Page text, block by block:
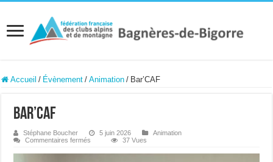
Accueil / Évènement / Animation / Bar’CAF
Bar’CAF
Stéphane Boucher 5 juin 2026
Animation
Commentaires fermés
37 Vues